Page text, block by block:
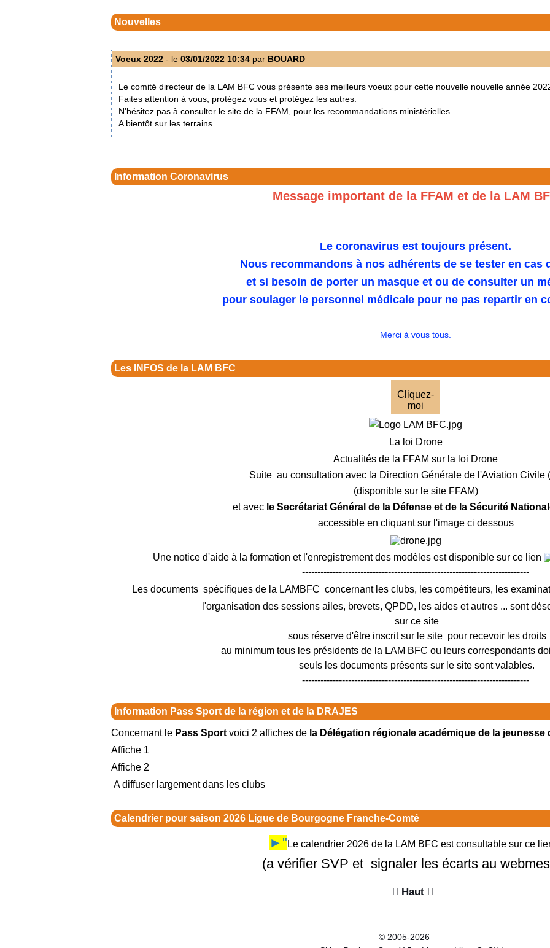
Nouvelles
Voeux 2022 - le 03/01/2022 10:34par BOUARD
Le comité directeur de la LAM BFC vous présente ses meilleurs voeux pour cette nouvelle nouvelle année
Faites attention à vous, protégez vous et protégez les autres.
N'hésitez pas à consulter le site de la FFAM, pour les recommandations ministérielles.
A bientôt sur les terrains.
Information Coronavirus
Message important de la FFAM et de la LAM
Le coronavirus est toujours présent.
Nous recommandons à nos adhérents de se tester en cas
et si besoin de porter un masque et ou de consulter un
pour soulager le personnel médicale pour ne pas repartir en
Merci à vous tous.
Les INFOS de la LAM BFC
Cliquez-
moi
La loi Drone
Actualités de la FFAM sur la loi Drone
Suite au consultation avec la Direction Générale de l'Aviation Civile
(disponible sur le site FFAM)
et avec le Secrétariat Général de la Défense et de la Sécurité
accessible en cliquant sur l'image ci dessous
Une notice d'aide à la formation et l'enregistrement des modèles est disponible sur ce lien
--------------------------------------------------------------------------
Les documents spécifiques de la LAMBFC concernant les clubs, les compétiteurs, les
l'organisation des sessions ailes, brevets, QPDD, les aides et autres ... sont
sur ce site
sous réserve d'être inscrit sur le site pour recevoir les droits
au minimum tous les présidents de la LAM BFC ou leurs correspondants
seuls les documents présents sur le site sont valables.
--------------------------------------------------------------------------
Information Pass Sport de la région et de la DRAJES
Concernant lePass Sportvoici 2 affiches dela Délégation régionale académique de la jeunesse
Affiche 1
Affiche 2
A diffuser largement dans les clubs
Calendrier pour saison 2026 Ligue de Bourgogne Franche-Comté
►" Le calendrier 2026 de la LAM BFC est consultable sur ce
(a vérifier SVP et signaler les écarts au
 Haut 
© 2005-2026